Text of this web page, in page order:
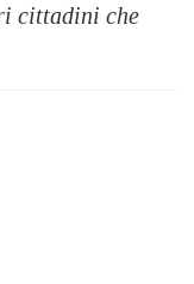
cittadini che